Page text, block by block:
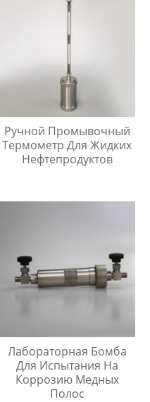
Ручной Промывочный
Термометр Для Жидких
Нефтепродуктов
Лабораторная Бомба
Для Испытания На
Коррозию Медных
Полос